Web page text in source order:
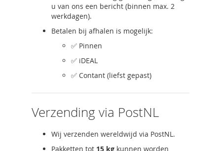
u van ons een bericht (binnen max. 2
werkdagen).
Betalen bij afhalen is mogelijk:
✅ Pinnen
✅ iDEAL
✅ Contant (liefst gepast)
Verzending via PostNL
Wij verzenden wereldwijd via PostNL.
Pakketten tot 15 kg kunnen worden